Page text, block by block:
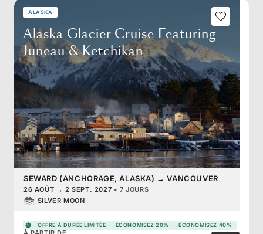
ALASKA
Alaska Glacier Cruise Featuring
Juneau & Ketchikan
SEWARD (ANCHORAGE, ALASKA) → VANCOUVER
26 AOÛT → 2 SEPT. 2027 •7 JOURS
SILVER MOON
OFFRE À DURÉE LIMITÉE ÉCONOMISEZ 20% ÉCONOMISEZ 40%